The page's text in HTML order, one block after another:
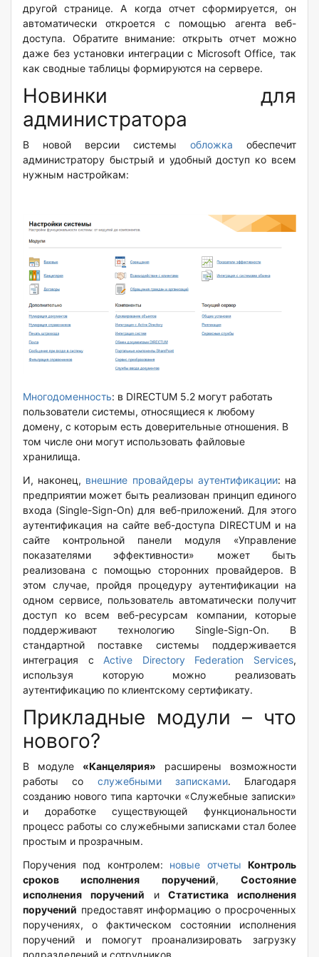
другой странице. А когда отчет сформируется, он
автоматически откроется с помощью агента веб-
доступа. Обратите внимание: открыть отчет можно
даже без установки интеграции с Microsoft Office, так
как сводные таблицы формируются на сервере.
Новинки для
администратора
В новой версии системы обложка обеспечит
администратору быстрый и удобный доступ ко всем
нужным настройкам:
Многодоменность: в DIRECTUM 5.2 могут работать
пользователи системы, относящиеся к любому
домену, с которым есть доверительные отношения. В
том числе они могут использовать файловые
хранилища.
И, наконец, внешние провайдеры аутентификации: на
предприятии может быть реализован принцип единого
входа (Single-Sign-On) для веб-приложений. Для этого
аутентификация на сайте веб-доступа DIRECTUM и на
сайте контрольной панели модуля «Управление
показателями эффективности» может быть
реализована с помощью сторонних провайдеров. В
этом случае, пройдя процедуру аутентификации на
одном сервисе, пользователь автоматически получит
доступ ко всем веб-ресурсам компании, которые
поддерживают технологию Single-Sign-On. В
стандартной поставке системы поддерживается
интеграция с Active Directory Federation Services,
используя которую можно реализовать
аутентификацию по клиентскому сертификату.
Прикладные модули – что
нового?
В модуле «Канцелярия» расширены возможности
работы со служебными записками. Благодаря
созданию нового типа карточки «Служебные записки»
и доработке существующей функциональности
процесс работы со служебными записками стал более
простым и прозрачным.
Поручения под контролем: новые отчеты Контроль
сроков исполнения поручений,Состояние
исполнения поручений иСтатистика исполнения
поручений предоставят информацию о просроченных
поручениях, о фактическом состоянии исполнения
поручений и помогут проанализировать загрузку